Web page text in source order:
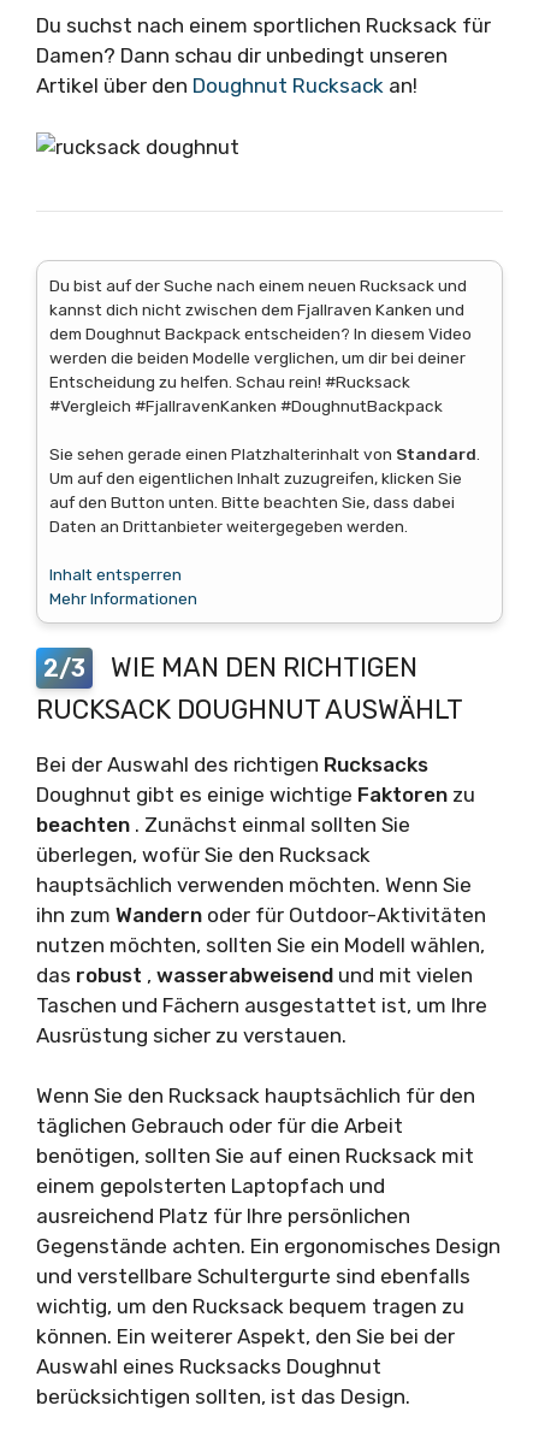
Du suchst nach einem sportlichen Rucksack für
Damen? Dann schau dir unbedingt unseren
Artikel über den Doughnut Rucksack an!
Du bist auf der Suche nach einem neuen Rucksack und
kannst dich nicht zwischen dem Fjallraven Kanken und
dem Doughnut Backpack entscheiden? In diesem Video
werden die beiden Modelle verglichen, um dir bei deiner
Entscheidung zu helfen. Schau rein! #Rucksack
#Vergleich #FjallravenKanken #DoughnutBackpack
Sie sehen gerade einen Platzhalterinhalt von Standard
Um auf den eigentlichen Inhalt zuzugreifen, klicken Sie
auf den Button unten. Bitte beachten Sie, dass dabei
Daten an Drittanbieter weitergegeben werden.
Inhalt entsperren
Mehr Informationen
2/3
WIE MAN DEN RICHTIGEN
RUCKSACK DOUGHNUT AUSWÄHLT
Bei der Auswahl des richtigen Rucksacks
Doughnut gibt es einige wichtige Faktoren zu
beachten . Zunächst einmal sollten Sie
überlegen, wofür Sie den Rucksack
hauptsächlich verwenden möchten. Wenn Sie
ihn zum Wandern oder für Outdoor-Aktivitäten
nutzen möchten, sollten Sie ein Modell wählen,
das robust , wasserabweisend und mit vielen
Taschen und Fächern ausgestattet ist, um Ihre
Ausrüstung sicher zu verstauen.
Wenn Sie den Rucksack hauptsächlich für den
täglichen Gebrauch oder für die Arbeit
benötigen, sollten Sie auf einen Rucksack mit
einem gepolsterten Laptopfach und
ausreichend Platz für Ihre persönlichen
Gegenstände achten. Ein ergonomisches Design
und verstellbare Schultergurte sind ebenfalls
wichtig, um den Rucksack bequem tragen zu
können. Ein weiterer Aspekt, den Sie bei der
Auswahl eines Rucksacks Doughnut
berücksichtigen sollten, ist das Design.